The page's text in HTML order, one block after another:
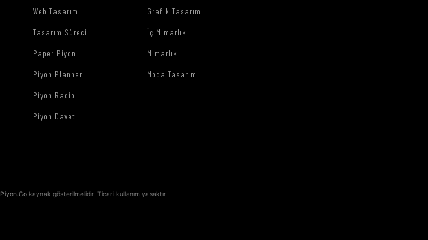
Web Tasarımı
Tasarım Süreci
Paper Piyon
Piyon Planner
Piyon Radio
Piyon Davet
Grafik Tasarım
İç Mimarlık
Mimarlık
Moda Tasarım
Piyon.Cokaynak gösterilmelidir. Ticari kullanım yasaktır.